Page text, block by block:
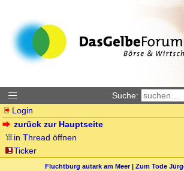
Suche:
Login
zurück zur Hauptseite
in Thread öffnen
Ticker
Fluchtburg autark am Meer| Zum Tode